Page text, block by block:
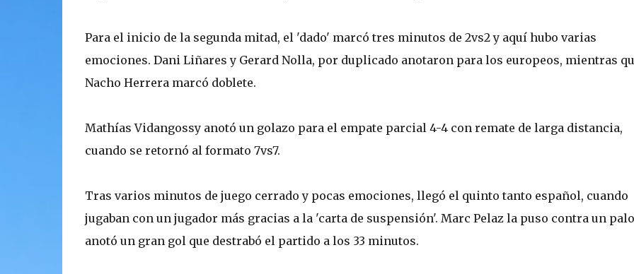
Para el inicio de la segunda mitad, el 'dado' marcó tres minutos de 2vs2 y aquí hubo varias
emociones. Dani Liñares y Gerard Nolla, por duplicado anotaron para los europeos, mientras
Nacho Herrera marcó doblete.
Mathías Vidangossy anotó un golazo para el empate parcial 4-4 con remate de larga distancia,
cuando se retornó al formato 7vs7.
Tras varios minutos de juego cerrado y pocas emociones, llegó el quinto tanto español, cuando
jugaban con un jugador más gracias a la 'carta de suspensión'. Marc Pelaz la puso contra un
anotó un gran gol que destrabó el partido a los 33 minutos.